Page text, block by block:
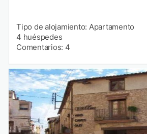
Tipo de alojamiento: Apartamento
4 huéspedes
Comentarios: 4